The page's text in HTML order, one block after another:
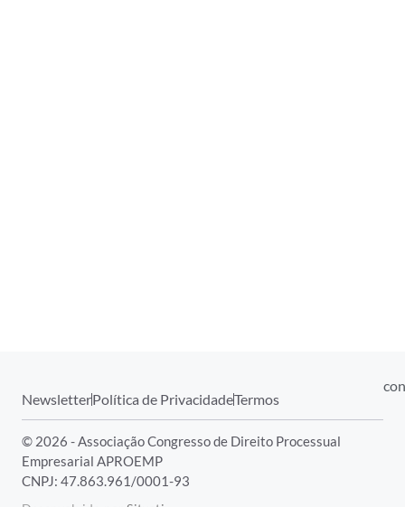
NewsletterPolítica de PrivacidadeTermos
© 2026 - Associação Congresso de Direito Processual
Empresarial APROEMP
CNPJ: 47.863.961/0001-93